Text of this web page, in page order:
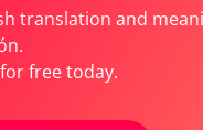
translation and
free today.